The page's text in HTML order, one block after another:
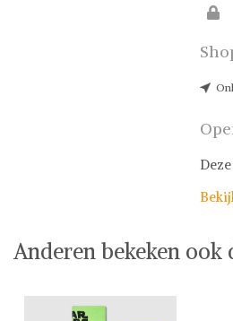
Anderen bekeken ook